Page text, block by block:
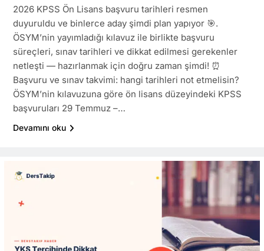
2026 KPSS Ön Lisans başvuru tarihleri resmen
duyuruldu ve binlerce aday şimdi plan yapıyor 🎯.
ÖSYM’nin yayımladığı kılavuz ile birlikte başvuru
süreçleri, sınav tarihleri ve dikkat edilmesi gerekenler
netleşti — hazırlanmak için doğru zaman şimdi! ⏰
Başvuru ve sınav takvimi: hangi tarihleri not etmelisin?
ÖSYM’nin kılavuzuna göre ön lisans düzeyindeki KPSS
başvuruları 29 Temmuz –…
Devamını oku